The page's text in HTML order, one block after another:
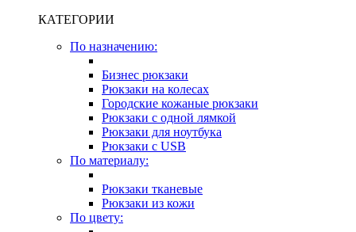
КАТЕГОРИИ
По назначению:
Бизнес рюкзаки
Рюкзаки на колесах
Городские кожаные рюкзаки
Рюкзаки с одной лямкой
Рюкзаки для ноутбука
Рюкзаки с USB
По материалу:
Рюкзаки тканевые
Рюкзаки из кожи
По цвету: